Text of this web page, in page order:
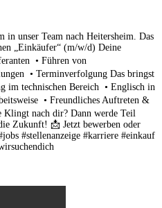
unser Team nach Heitersheim. Das
„Einkäufer“ (m/w/d) Deine
• Führen von
• Terminverfolgung Das bringst
im technischen Bereich • Englisch in
• Freundliches Auftreten &
nach dir? Dann werde Teil
Zukunft! 📩 Jetzt bewerben oder
#stellenanzeige #karriere #einkauf